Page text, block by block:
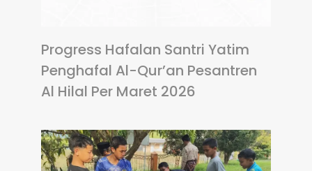
Progress Hafalan Santri Yatim
Penghafal Al-Qur’an Pesantren
Al Hilal Per Maret 2026